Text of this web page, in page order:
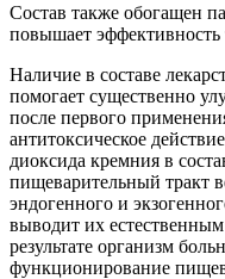
Состав также обогащен
повышает эффективность
Наличие в составе
помогает существенно
после первого
антитоксическое
диоксида кремния в
пищеварительный тракт
эндогенного и
выводит их
результате организм
функционирование